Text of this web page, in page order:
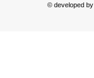
© developed by